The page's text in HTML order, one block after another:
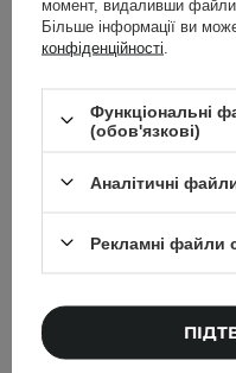
емульсія
момент, видаливши файли
Більше інформації ви
конфіденційності
Функціональні
(обов'язкові)
Аналітичні
Рекламні файли